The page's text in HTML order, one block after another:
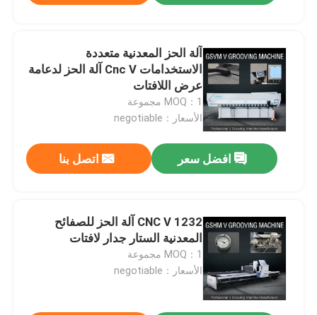
آلة الحز المعدنية متعددة
الاستخدامات Cnc V آلة الحز لدعامة
عرض اللافتات
MOQ：1 مجموعة
الأسعار：negotiable
افضل سعر اتصل بنا
1232 CNC V آلة الحز للصفائح
المعدنية الستار جدار لافتات
MOQ：1 مجموعة
الأسعار：negotiable